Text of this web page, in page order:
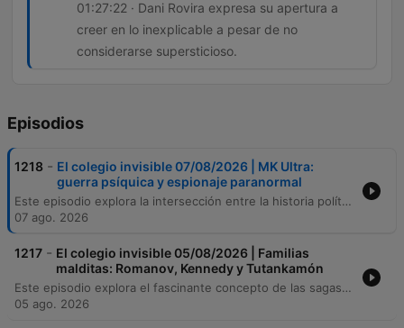
01:27:22 · Dani Rovira expresa su apertura a
creer en lo inexplicable a pesar de no
considerarse supersticioso.
Episodios
1218 - El colegio invisible 07/08/2026 | MK Ultra:
guerra psíquica y espionaje paranormal
Este episodio explora la intersección entre la historia política, la guerra psicológica y los fenómenos paranormales. Desde los intentos de la CIA por eliminar a Fidel Castro y sus supuestos vínculos con la santería, hasta los experimentos de control mental como el proyecto MK Ultra y la investigación de capacidades psíquicas durante la Guerra Fría. Asimismo, se analizan casos de uso de la intuición y la radiestesia en la seguridad nacional española, así como las leyendas de presencias y sucesos inexplicables en teatros emblemáticos como el Cervantes de Almería y el Teatro Español.
07 ago. 2026
1217 - El colegio invisible 05/08/2026 | Familias
malditas: Romanov, Kennedy y Tutankamón
Este episodio explora el fascinante concepto de las sagas familiares malditas, analizando la trágica historia de los Romanov y la supuesta desgracia vinculada a los huevos Fabergé. A través de un recorrido histórico, se examinan las tragedias que han marcado a dinastías como los Kennedy, los Habsburgo y los Grimaldi, así como leyendas sobre figuras como Rasputín y Bruce Lee. Asimismo, el programa profundiza en el misticismo del antiguo Egipto, abordando el descubrimiento de la tumba de Tutankamón, la leyenda de la maldición de Lord Carnarvon y el simbolismo de los amuletos protectores. El relato concluye desmitificando diversos relatos sobre el mal de ojo y las supuestas maldiciones arqueológicas, señalando cómo la prensa y la cultura popular han transformado hechos históricos en leyendas urbanas.
05 ago. 2026